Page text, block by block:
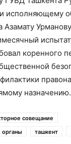
исполняющему
Азамату
коренного
назначению.
совещание
органы
ташкент